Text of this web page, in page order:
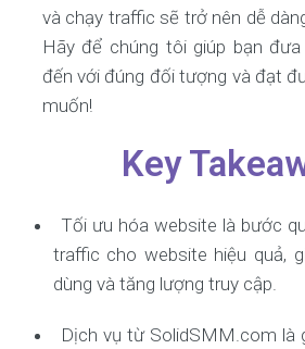
và chạy traffic sẽ trở nên dễ
Hãy để chúng tôi giúp bạn
đến với đúng đối tượng và đạt
muốn!
Key
Tối ưu hóa website là bước
traffic cho website hiệu quả,
dùng và tăng lượng truy cập.
Dịch vụ từ SolidSMM.com là